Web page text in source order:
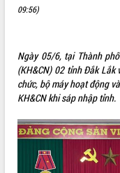
SỞ, BAN, NGÀNH
UBND CÁC XÃ, PHƯỜNG
HỆ THỐNG VĂN BẢN
VĂN BẢN HĐND TỈNH
09:56)
Ngày 05/6, tại Thành
(KH&CN) 02 tỉnh Đắk
chức, bộ máy hoạt động
KH&CN khi sáp nhập tỉnh.